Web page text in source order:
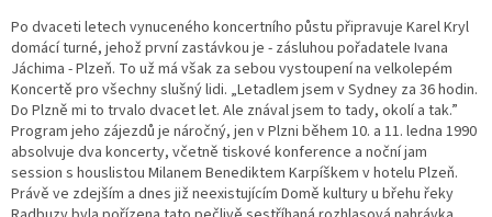
Po dvaceti letech vynuceného koncertního půstu připravuje Karel Kryl
domácí turné, jehož první zastávkou je - zásluhou pořadatele Ivana
Jáchima - Plzeň. To už má však za sebou vystoupení na velkolepém
Koncertě pro všechny slušný lidi. „Letadlem jsem v Sydney za 36 hodin.
Do Plzně mi to trvalo dvacet let. Ale znával jsem to tady, okolí a tak.”
Program jeho zájezdů je náročný, jen v Plzni během 10. a 11. ledna 1990
absolvuje dva koncerty, včetně tiskové konference a noční jam
session s houslistou Milanem Benediktem Karpíškem v hotelu Plzeň.
Právě ve zdejším a dnes již neexistujícím Domě kultury u břehu řeky